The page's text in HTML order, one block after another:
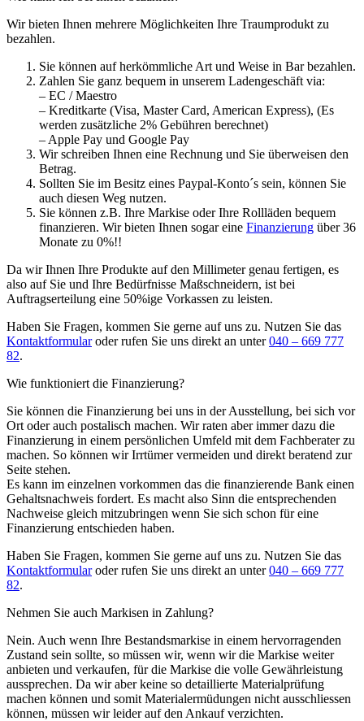
Wir bieten Ihnen mehrere Möglichkeiten Ihre Traumprodukt zu
bezahlen.
Sie können auf herkömmliche Art und Weise in Bar bezahlen.
Zahlen Sie ganz bequem in unserem Ladengeschäft via:
– EC / Maestro
– Kreditkarte (Visa, Master Card, American Express), (Es
werden zusätzliche 2% Gebühren berechnet)
– Apple Pay und Google Pay
Wir schreiben Ihnen eine Rechnung und Sie überweisen den
Betrag.
Sollten Sie im Besitz eines Paypal-Konto´s sein, können Sie
auch diesen Weg nutzen.
Sie können z.B. Ihre Markise oder Ihre Rollläden bequem
finanzieren. Wir bieten Ihnen sogar eine Finanzierung über 36
Monate zu 0%!!
Da wir Ihnen Ihre Produkte auf den Millimeter genau fertigen, es
also auf Sie und Ihre Bedürfnisse Maßschneidern, ist bei
Auftragserteilung eine 50%ige Vorkassen zu leisten.
Haben Sie Fragen, kommen Sie gerne auf uns zu. Nutzen Sie das
Kontaktformularoder rufen Sie uns direkt an unter040 – 669 777
82.
Wie funktioniert die Finanzierung?
Sie können die Finanzierung bei uns in der Ausstellung, bei sich vor
Ort oder auch postalisch machen. Wir raten aber immer dazu die
Finanzierung in einem persönlichen Umfeld mit dem Fachberater zu
machen. So können wir Irrtümer vermeiden und direkt beratend zur
Seite stehen.
Es kann im einzelnen vorkommen das die finanzierende Bank einen
Gehaltsnachweis fordert. Es macht also Sinn die entsprechenden
Nachweise gleich mitzubringen wenn Sie sich schon für eine
Finanzierung entschieden haben.
Haben Sie Fragen, kommen Sie gerne auf uns zu. Nutzen Sie das
Kontaktformularoder rufen Sie uns direkt an unter040 – 669 777
82.
Nehmen Sie auch Markisen in Zahlung?
Nein. Auch wenn Ihre Bestandsmarkise in einem hervorragenden
Zustand sein sollte, so müssen wir, wenn wir die Markise weiter
anbieten und verkaufen, für die Markise die volle Gewährleistung
aussprechen. Da wir aber keine so detaillierte Materialprüfung
machen können und somit Materialermüdungen nicht ausschliessen
können, müssen wir leider auf den Ankauf verzichten.